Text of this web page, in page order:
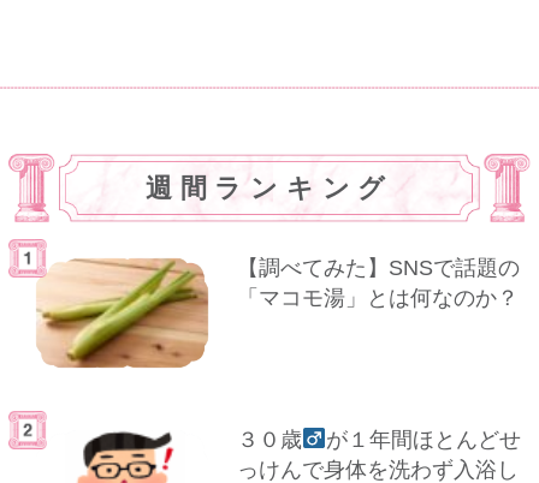
週間ランキング
【調べてみた】SNSで話題の
「マコモ湯」とは何なのか？
３０歳
が１年間ほとんどせ
っけんで身体を洗わず入浴し